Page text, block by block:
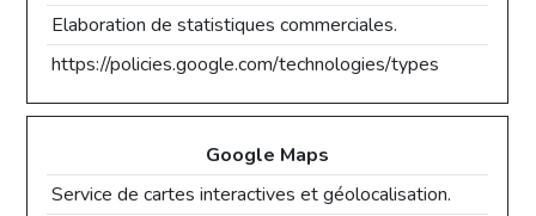
Elaboration de statistiques commerciales.
https://policies.google.com/technologies/types
Google Maps
Service de cartes interactives et géolocalisation.